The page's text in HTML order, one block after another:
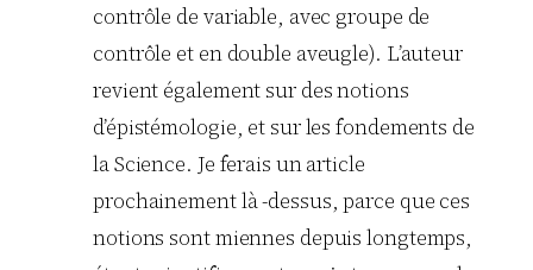
contrôle de variable, avec groupe de
contrôle et en double aveugle). L’auteur
revient également sur des notions
d’épistémologie, et sur les fondements de
la Science. Je ferais un article
prochainement là -dessus, parce que ces
notions sont miennes depuis longtemps,